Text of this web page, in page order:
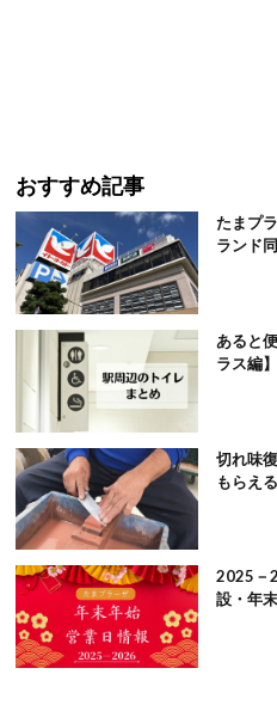
おすすめ記事
たまプ
ランド
あると
ラス編】
切れ味
もらえ
2025－
設・年